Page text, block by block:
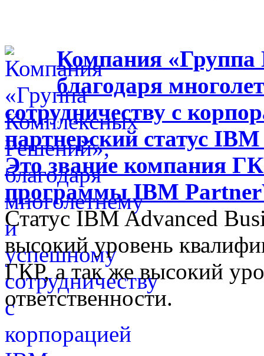
Компания
благодаря
сотрудничеству с
партнерский статус
Это звание компания
программы IBM
Статус IBM Advanced
высокий уровень
ГКР, а так же высокий
ответственности.